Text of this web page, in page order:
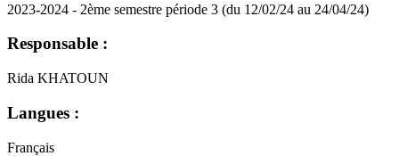
2023-2024 - 2ème semestre période 3 (du 12/02/24 au 24/04/24)
Responsable :
Rida KHATOUN
Langues :
Français